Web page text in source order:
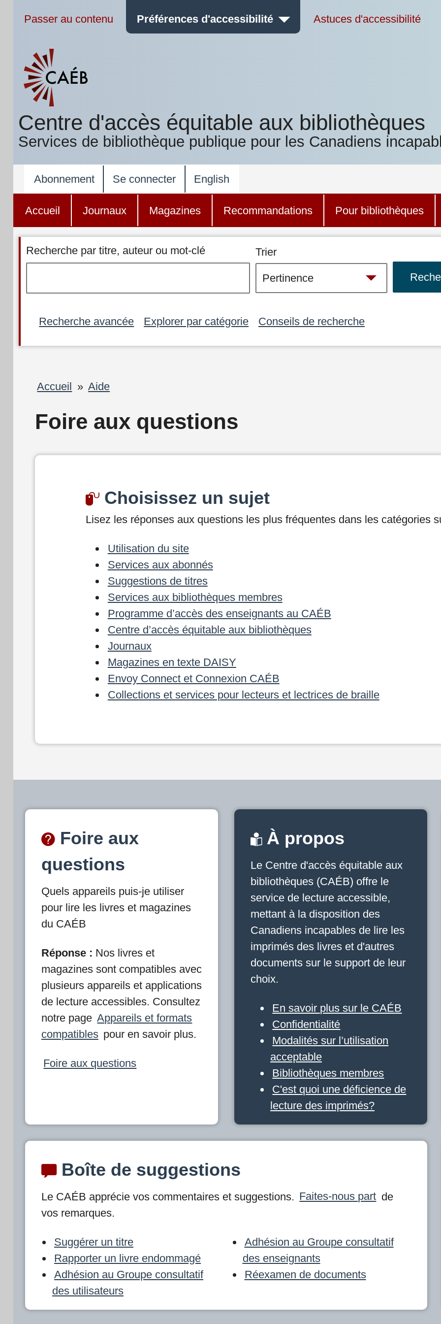
Passer au contenu Préférences d'accessibilité Astuces d'accessibilité
Centre d'accès équitable aux bibliothèques
Services de bibliothèque publique pour les Canadiens
Abonnement Se connecter English
Accueil Journaux Magazines Recommandations Pour bibliothèques
Recherche par titre, auteur ou mot-clé Trier
Recherche avancée Explorer par catégorie Conseils de recherche
Fil
Accueil Aide
Foire aux questions
Choisissez un sujet
Lisez les réponses aux questions les plus fréquentes dans les catégories
Utilisation du site
Services aux abonnés
Suggestions de titres
Services aux bibliothèques membres
Programme d’accès des enseignants au CAÉB
Centre d’accès équitable aux bibliothèques
Journaux
Magazines en texte DAISY
Envoy Connect et Connexion CAÉB
Collections et services pour lecteurs et lectrices de braille
Foire aux
questions
Quels appareils puis-je utiliser
pour lire les livres et magazines
du CAÉB
Réponse : Nos livres et
magazines sont compatibles avec
plusieurs appareils et applications
de lecture accessibles. Consultez
notre page Appareils et formats
compatibles pour en savoir plus.
Foire aux questions
À propos
Le Centre d'accès équitable aux
bibliothèques (CAÉB) offre le
service de lecture accessible,
mettant à la disposition des
Canadiens incapables de lire les
imprimés des livres et d'autres
documents sur le support de leur
choix.
En savoir plus sur le CAÉB
Confidentialité
Modalités sur l’utilisation
acceptable
Bibliothèques membres
C'est quoi une déficience de
lecture des imprimés?
Boîte de suggestions
Le CAÉB apprécie vos commentaires et suggestions. Faites-nous part de
vos remarques.
Suggérer un titre
Rapporter un livre endommagé
Adhésion au Groupe consultatif
des utilisateurs
Adhésion au Groupe consultatif
des enseignants
Réexamen de documents